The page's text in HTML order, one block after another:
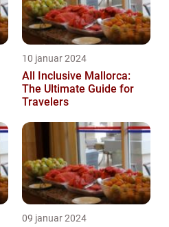
10 januar 2024
All Inclusive Mallorca:
The Ultimate Guide for
Travelers
09 januar 2024